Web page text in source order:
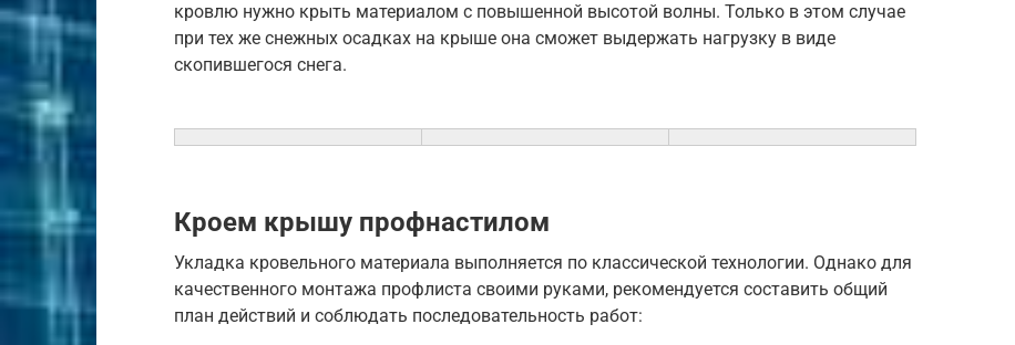
кровлю нужно крыть материалом с повышенной высотой волны. Только в этом случае
при тех же снежных осадках на крыше она сможет выдержать нагрузку в виде
скопившегося снега.
Кроем крышу профнастилом
Укладка кровельного материала выполняется по классической технологии. Однако для
качественного монтажа профлиста своими руками, рекомендуется составить общий
план действий и соблюдать последовательность работ: